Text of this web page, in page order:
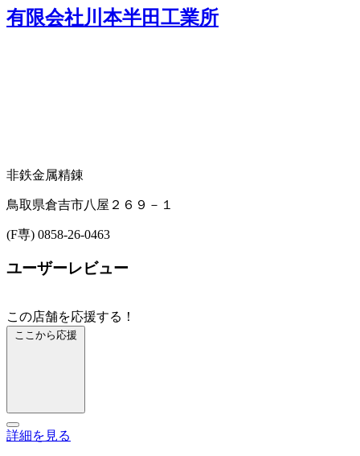
有限会社川本半田工業所
非鉄金属精錬
鳥取県倉吉市八屋２６９－１
(F専) 0858-26-0463
ユーザーレビュー
この店舗を応援する！
ここから応援
詳細を見る